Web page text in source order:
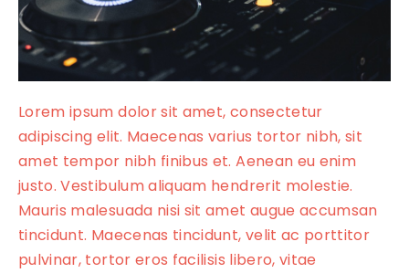
Lorem ipsum dolor sit amet, consectetur
adipiscing elit. Maecenas varius tortor nibh, sit
amet tempor nibh finibus et. Aenean eu enim
justo. Vestibulum aliquam hendrerit molestie.
Mauris malesuada nisi sit amet augue accumsan
tincidunt. Maecenas tincidunt, velit ac porttitor
pulvinar, tortor eros facilisis libero, vitae